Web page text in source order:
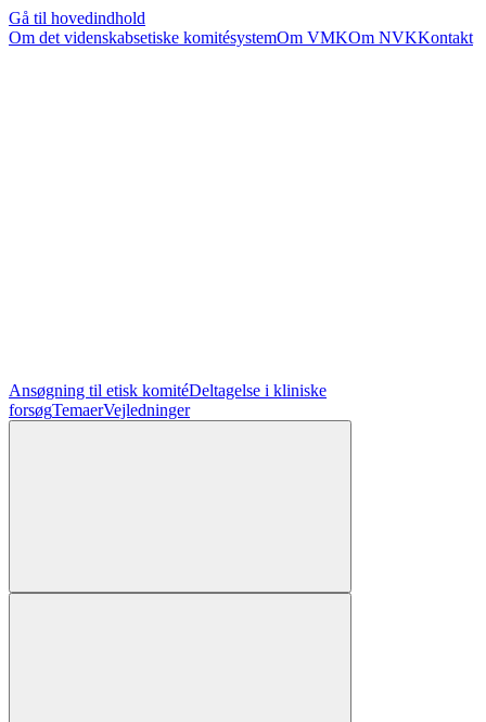
Gå til hovedindhold
Om det videnskabsetiske komitésystemOm VMKOm NVKKontakt
Ansøgning til etisk komitéDeltagelse i kliniske
forsøgTemaerVejledninger